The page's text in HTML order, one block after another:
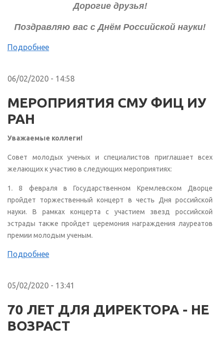
Дорогие друзья!
Поздравляю вас с Днём Российской науки!
Подробнее
06/02/2020 - 14:58
МЕРОПРИЯТИЯ СМУ ФИЦ ИУ
РАН
Уважаемые коллеги!
Совет молодых ученых и специалистов приглашает всех
желающих к участию в следующих мероприятиях:
1. 8 февраля в Государственном Кремлевском Дворце
пройдет торжественный концерт в честь Дня российской
науки. В рамках концерта с участием звезд российской
эстрады также пройдет церемония награждения лауреатов
премии молодым ученым.
Подробнее
05/02/2020 - 13:41
70 ЛЕТ ДЛЯ ДИРЕКТОРА - НЕ
ВОЗРАСТ